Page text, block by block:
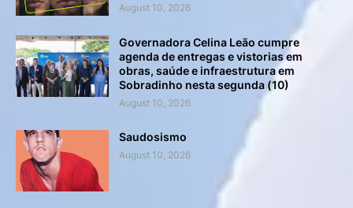
August 10, 2026
Governadora Celina Leão cumpre
agenda de entregas e vistorias em
obras, saúde e infraestrutura em
Sobradinho nesta segunda (10)
August 10, 2026
Saudosismo
August 10, 2026